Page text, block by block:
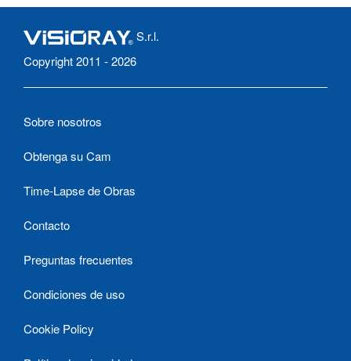
S.r.l.
Copyright 2011 - 2026
Sobre nosotros
Obtenga su Cam
Time-Lapse de Obras
Contacto
Preguntas frecuentes
Condiciones de uso
Cookie Policy